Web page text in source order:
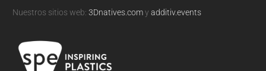
Nuestros sitios web: 3Dnatives.comy additiv.events